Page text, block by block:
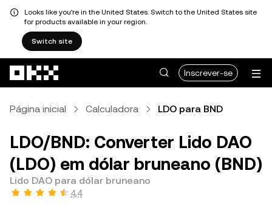
Looks like you're in the United States. Switch to the United States site
for products available in your region.
Switch site
Inscrever-se
Página inicial Calculadora LDO para BND
LDO/BND: Converter Lido DAO
(LDO) em dólar bruneano (BND)
Lido DAO para dólar bruneano
4,4